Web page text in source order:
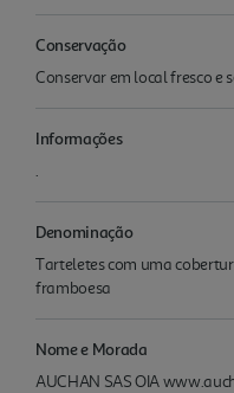
Conservação
Conservar em local fresco e
Informações
.
Denominação
Tarteletes com uma
framboesa
Nome e Morada
AUCHAN SAS OIA